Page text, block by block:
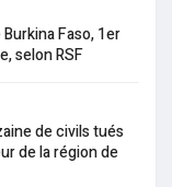
Faso, 1er
selon RSF
de civils tués
de la région de